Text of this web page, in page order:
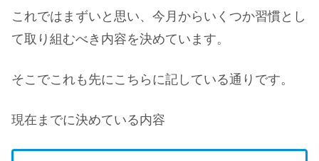
これではまずいと思い、今月からいくつか習慣とし
て取り組むべき内容を決めています。
そこでこれも先にこちらに記している通りです。
現在までに決めている内容